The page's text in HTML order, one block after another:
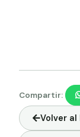
Compartir:
Volver al